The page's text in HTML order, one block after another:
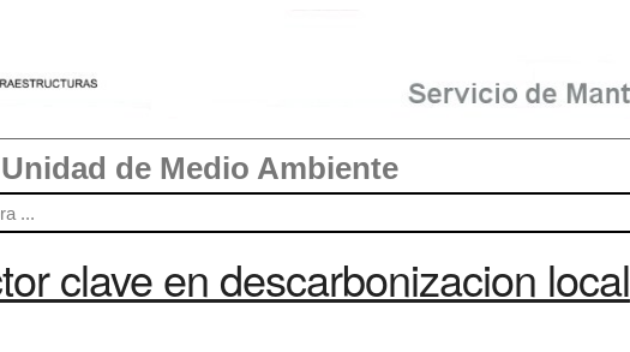
Unidad de Medio Ambiente
clave en descarbonizacion local